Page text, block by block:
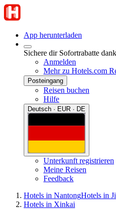
App herunterladen
Sichere dir Sofortrabatte
Anmelden
Mehr zu Hotels.com
Posteingang
Reisen buchen
Hilfe
Deutsch · EUR · DE
Unterkunft registrieren
Meine Reisen
Feedback
Hotels in NantongHotels in
Hotels in Xinkai